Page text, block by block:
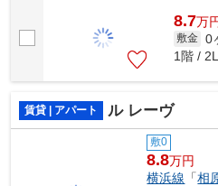
8.7万
敷金 0
1階 /
賃貸 | アパート ル レーヴ
敷0
8.8万円
横浜線 「相